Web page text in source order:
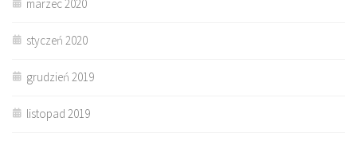
marzec 2020
styczeń 2020
grudzień 2019
listopad 2019